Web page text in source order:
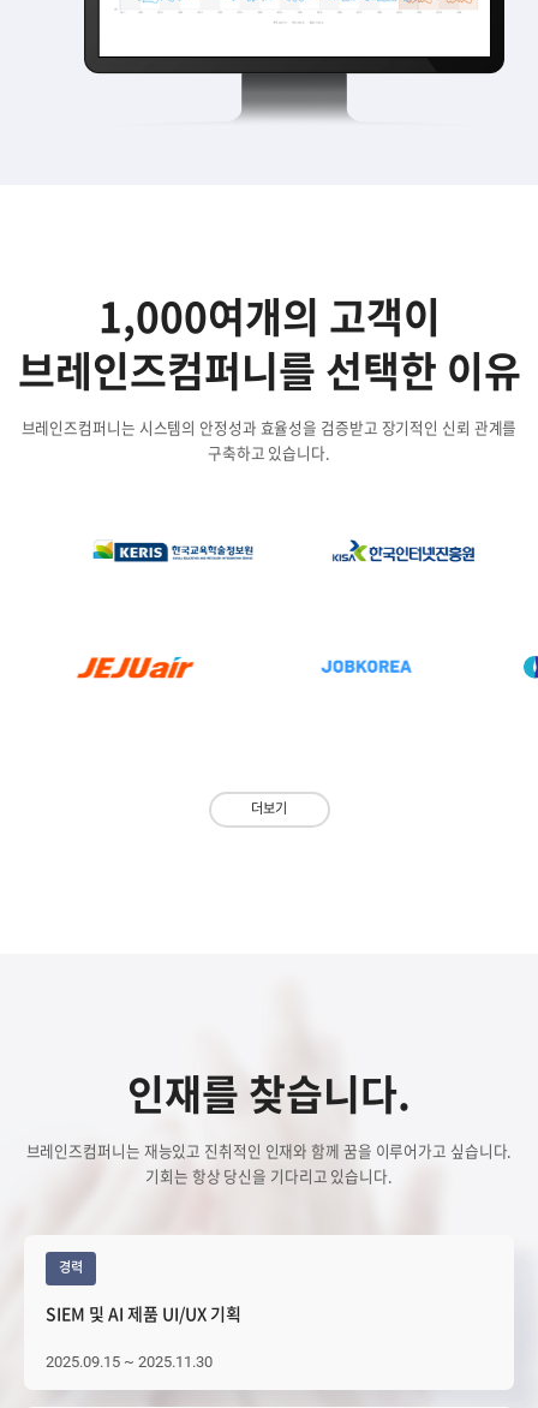
1,000여개의 고객이
브레인즈컴퍼니를 선택한 이유
브레인즈컴퍼니는 시스템의 안정성과 효율성을 검증받고 장기적인 신뢰 관계를
구축하고 있습니다.
더보기
인재를 찾습니다.
브레인즈컴퍼니는 재능있고 진취적인 인재와 함께 꿈을 이루어가고 싶습니다.
기회는 항상 당신을 기다리고 있습니다.
경력
SIEM 및 AI 제품 UI/UX 기획
2025.09.15 ~ 2025.11.30